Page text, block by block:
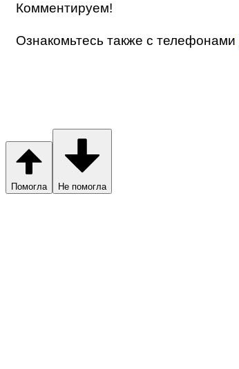
Комментируем!
Ознакомьтесь также с телефонами
Помогла Не помогла